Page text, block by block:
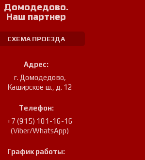
Домодедово.
Наш партнер
СХЕМА ПРОЕЗДА
Адрес:
г. Домодедово,
Каширское ш., д. 12
Телефон:
+7 (915) 101-16-16
(Viber/WhatsApp)
График работы: